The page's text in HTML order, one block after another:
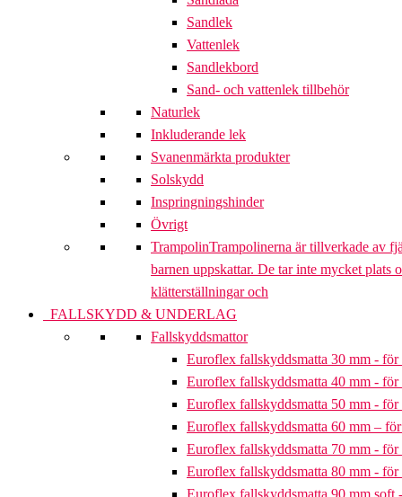
Sandlek
Vattenlek
Sandlekbord
Sand- och vattenlek tillbehör
Naturlek
Inkluderande lek
Svanenmärkta produkter
Solskydd
Inspringningshinder
Övrigt
TrampolinTrampolinerna är tillverkade av
barnen uppskattar. De tar inte mycket plats
klätterställningar och
FALLSKYDD & UNDERLAG
Fallskyddsmattor
Euroflex fallskyddsmatta 30 mm -
Euroflex fallskyddsmatta 40 mm -
Euroflex fallskyddsmatta 50 mm -
Euroflex fallskyddsmatta 60 mm –
Euroflex fallskyddsmatta 70 mm -
Euroflex fallskyddsmatta 80 mm -